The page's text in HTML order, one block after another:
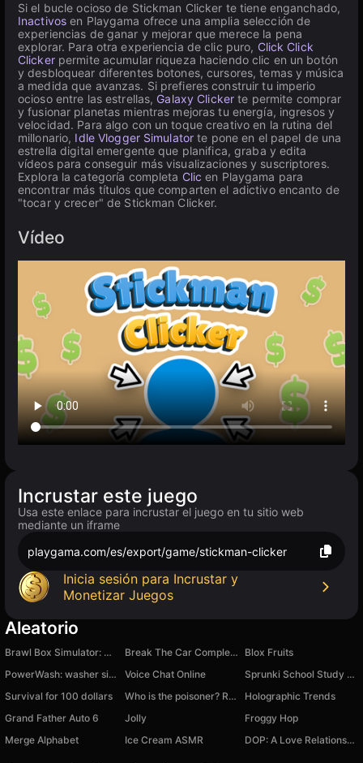
Si el bucle ocioso de Stickman Clicker te tiene enganchado,
Inactivos en Playgama ofrece una amplia selección de
experiencias de ganar y mejorar que merece la pena
explorar. Para otra experiencia de clic puro, Click Click
Clickerpermite acumular riqueza haciendo clic en un botón
y desbloquear diferentes botones, cursores, temas y música
a medida que avanzas. Si prefieres construir tu imperio
ocioso entre las estrellas, Galaxy Clicker te permite comprar
y fusionar planetas mientras mejoras tu energía, ingresos y
velocidad. Para algo con un toque creativo en la rutina del
millonario, Idle Vlogger Simulator te pone en el papel de una
estrella digital emergente que planifica, graba y edita
vídeos para conseguir más visualizaciones y suscriptores.
Explora la categoría completa Clic en Playgama para
encontrar más títulos que comparten el adictivo encanto de
"tocar y crecer" de Stickman Clicker.
Vídeo
Incrustar este juego
Usa este enlace para incrustar el juego en tu sitio web
mediante un iframe
playgama.com/es/export/game/stickman-clicker
Inicia sesión para Incrustar y
Monetizar Juegos
Aleatorio
Brawl Box Simulator: Open The Boxes! Break The Car Completely
Blox Fruits
PowerWash: washer simulator
Voice Chat Online
Sprunki School Study Simulator
Survival for 100 dollars
Who is the poisoner? Restaurant secrets
Holographic Trends
Grand Father Auto 6
Jolly
Froggy Hop
Merge Alphabet
Ice Cream ASMR DOP: A Love Relationship